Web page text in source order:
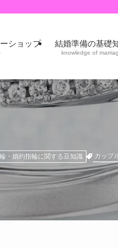
ショップ 結婚準備の基礎
knowledge of
・婚約指輪に関する豆知識 カップ